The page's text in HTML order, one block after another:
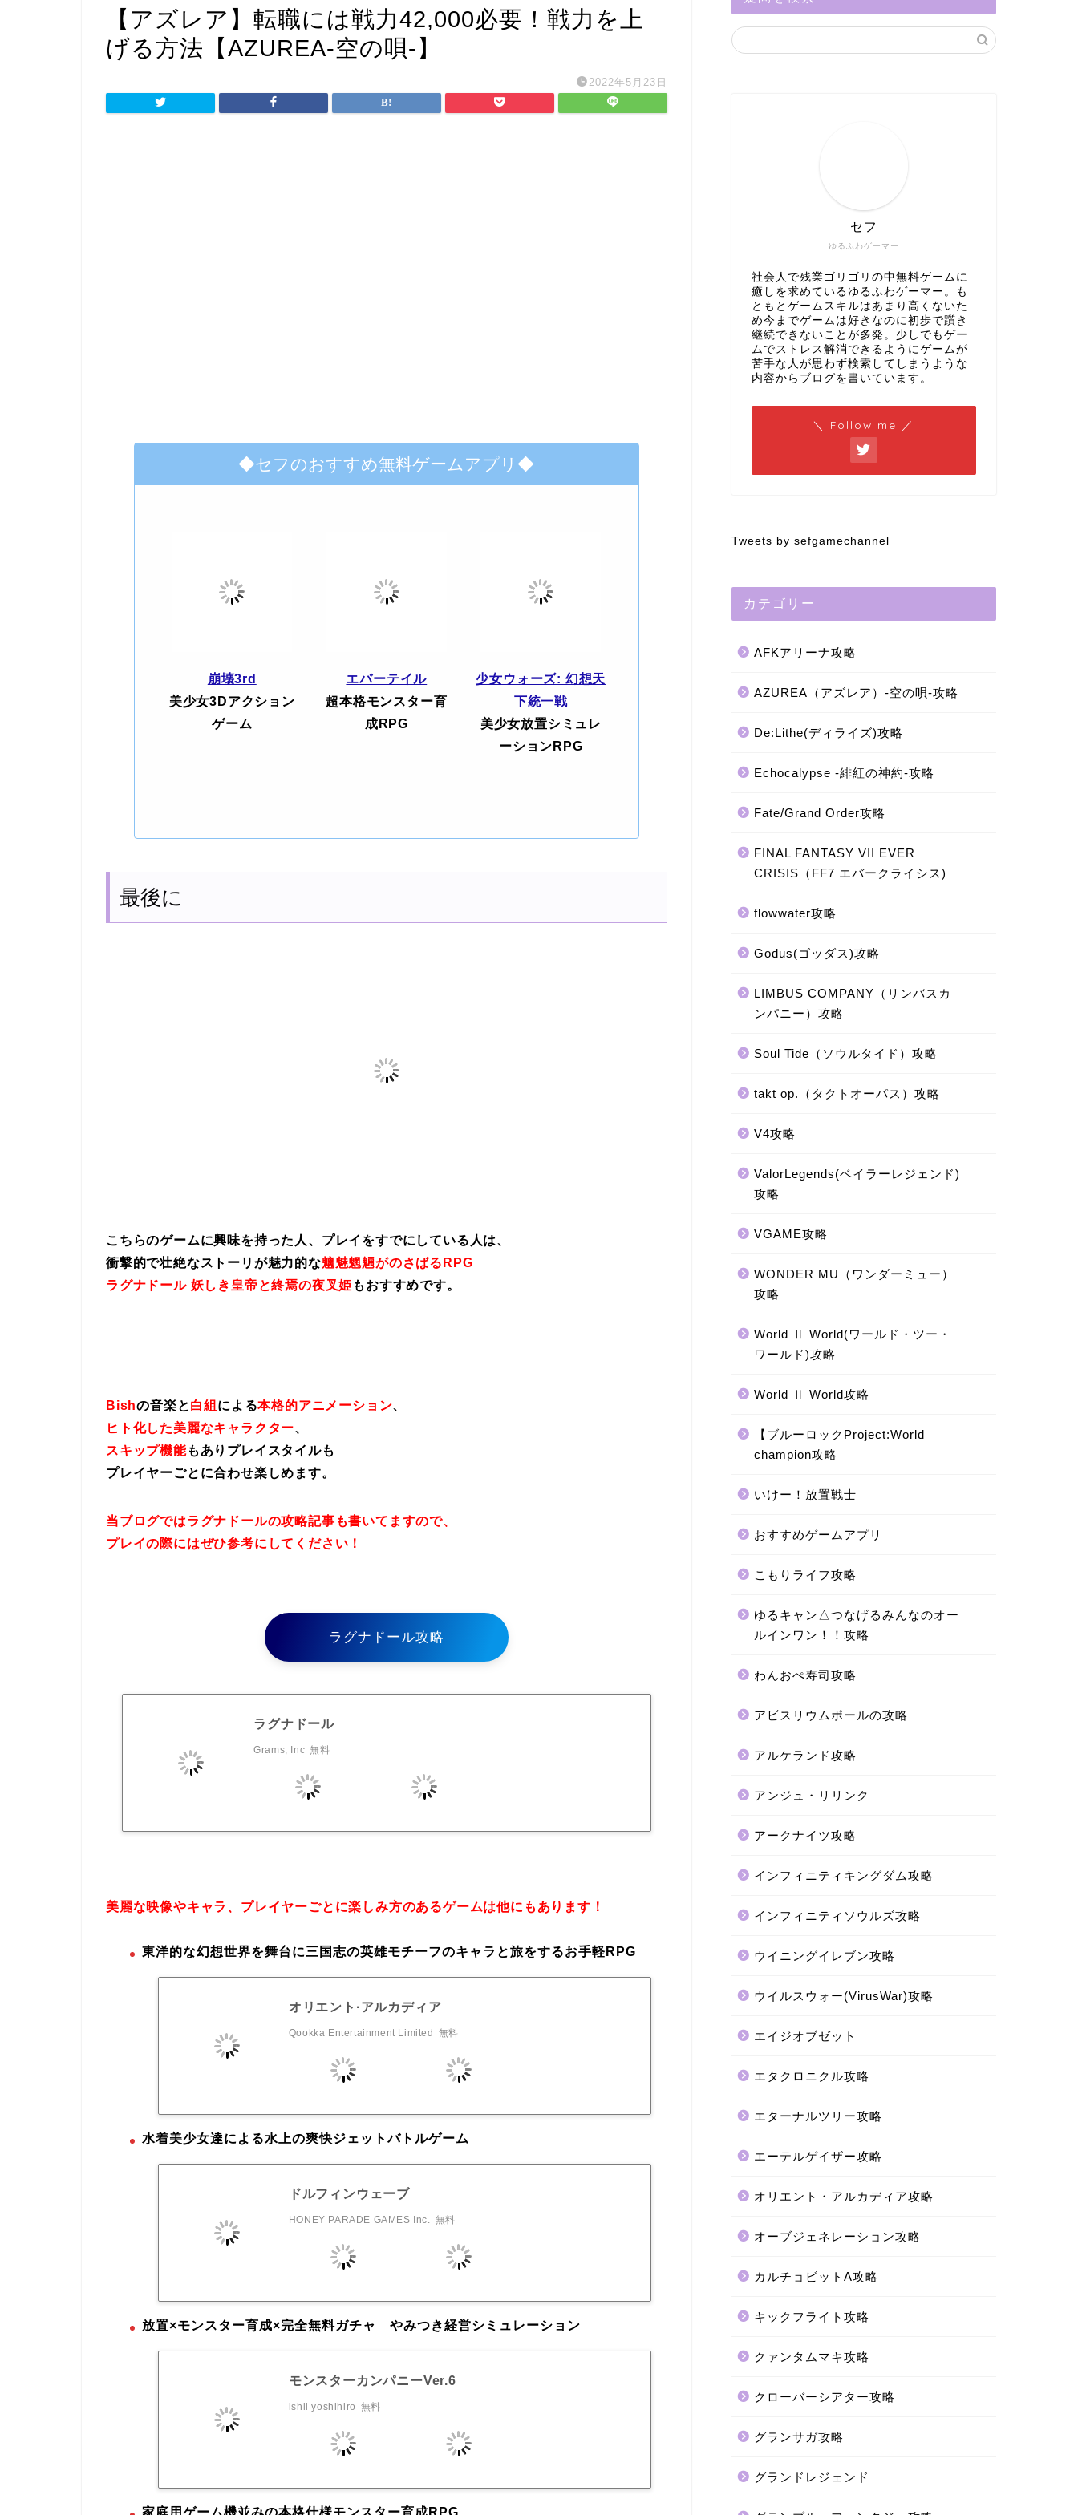
【アズレア】転職には戦力42,000必要！戦力を上
げる方法【AZUREA-空の唄-】
2022年5月23日
◆セフのおすすめ無料ゲームアプリ◆
崩壊3rd
美少女3Dアクション
ゲーム
エバーテイル
超本格モンスター育
成RPG
少女ウォーズ: 幻想天
下統一戦
美少女放置シミュレ
ーションRPG
最後に
こちらのゲームに興味を持った人、プレイをすでにしている人は、
衝撃的で壮絶なストーリが魅力的な魑魅魍魎がのさばるRPG
ラグナドール 妖しき皇帝と終焉の夜叉姫 もおすすめです。
Bishの音楽と白組 による本格的アニメーション、
ヒト化した美麗なキャラクター、
スキップ機能もありプレイスタイルも
プレイヤーごとに合わせ楽しめます。
当ブログではラグナドールの攻略記事も書いてますので、
プレイの際にはぜひ参考にしてください！
ラグナドール攻略
ラグナドール
Grams, Inc 無料
美麗な映像やキャラ、プレイヤーごとに楽しみ方のあるゲームは他にもあります！
東洋的な幻想世界を舞台に三国志の英雄モチーフのキャラと旅をするお手軽RPG
オリエント·アルカディア
Qookka Entertainment Limited 無料
水着美少女達による水上の爽快ジェットバトルゲーム
ドルフィンウェーブ
HONEY PARADE GAMES Inc. 無料
放置×モンスター育成×完全無料ガチャ やみつき経営シミュレーション
モンスターカンパニーVer.6
ishii yoshihiro 無料
家庭用ゲーム機並みの本格仕様モンスター育成RPG
ゆるふわゲーマー
セフ
社会人で残業ゴリゴリの中無料ゲームに
癒しを求めているゆるふわゲーマー。も
ともとゲームスキルはあまり高くないた
め今までゲームは好きなのに初歩で躓き
継続できないことが多発。少しでもゲー
ムでストレス解消できるようにゲームが
苦手な人が思わず検索してしまうような
内容からブログを書いています。
＼ Follow me ／
Tweets by sefgamechannel
カテゴリー
AFKアリーナ攻略
AZUREA（アズレア）-空の唄-攻略
De:Lithe(ディライズ)攻略
Echocalypse -緋紅の神約-攻略
Fate/Grand Order攻略
FINAL FANTASY VII EVER
CRISIS（FF7 エバークライシス)
flowwater攻略
Godus(ゴッダス)攻略
LIMBUS COMPANY（リンバスカ
ンパニー）攻略
Soul Tide（ソウルタイド）攻略
takt op.（タクトオーパス）攻略
V4攻略
ValorLegends(ベイラーレジェンド)
攻略
VGAME攻略
WONDER MU（ワンダーミュー）
攻略
World Ⅱ World(ワールド・ツー・
ワールド)攻略
World Ⅱ World攻略
【ブルーロックProject:World
champion攻略
いけー！放置戦士
おすすめゲームアプリ
こもりライフ攻略
ゆるキャン△つなげるみんなのオー
ルインワン！！攻略
わんおぺ寿司攻略
アビスリウムポールの攻略
アルケランド攻略
アンジュ・リリンク
アークナイツ攻略
インフィニティキングダム攻略
インフィニティソウルズ攻略
ウイニングイレブン攻略
ウイルスウォー(VirusWar)攻略
エイジオブゼット
エタクロニクル攻略
エターナルツリー攻略
エーテルゲイザー攻略
オリエント・アルカディア攻略
オーブジェネレーション攻略
カルチョビットA攻略
キックフライト攻略
クァンタムマキ攻略
クローバーシアター攻略
グランサガ攻略
グランドレジェンド